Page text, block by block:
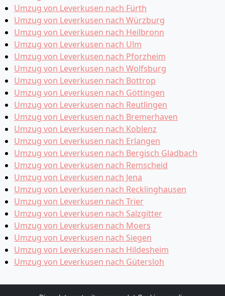
Umzug von Leverkusen nach Fürth
Umzug von Leverkusen nach Würzburg
Umzug von Leverkusen nach Heilbronn
Umzug von Leverkusen nach Ulm
Umzug von Leverkusen nach Pforzheim
Umzug von Leverkusen nach Wolfsburg
Umzug von Leverkusen nach Bottrop
Umzug von Leverkusen nach Göttingen
Umzug von Leverkusen nach Reutlingen
Umzug von Leverkusen nach Bremer­haven
Umzug von Leverkusen nach Koblenz
Umzug von Leverkusen nach Erlangen
Umzug von Leverkusen nach Bergisch Gladbach
Umzug von Leverkusen nach Remscheid
Umzug von Leverkusen nach Jena
Umzug von Leverkusen nach Recklinghausen
Umzug von Leverkusen nach Trier
Umzug von Leverkusen nach Salzgitter
Umzug von Leverkusen nach Moers
Umzug von Leverkusen nach Siegen
Umzug von Leverkusen nach Hildesheim
Umzug von Leverkusen nach Gütersloh